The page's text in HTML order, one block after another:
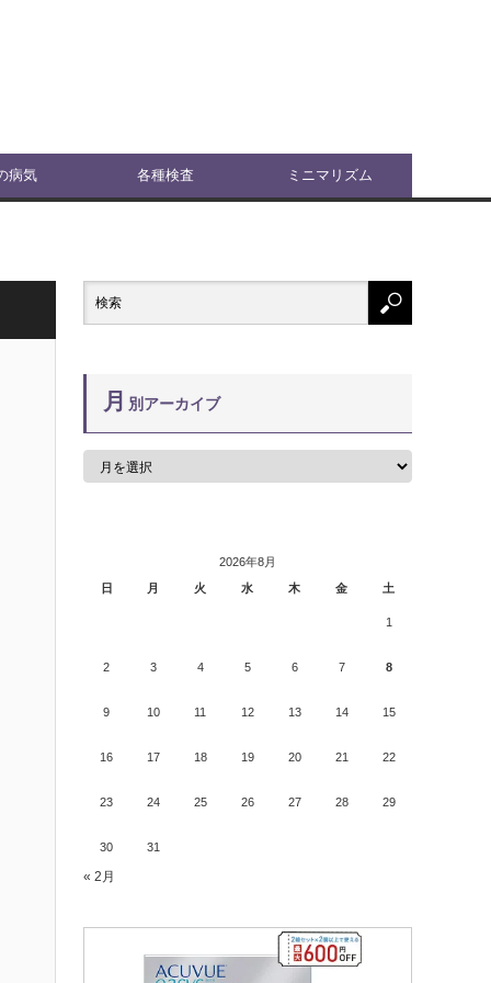
病気 各種検査 ミニマリズム
月 別アーカイブ
2026年8月
日
月 火 水 木 金 土
1
2 3 4 5 6 7 8
9 10 11 12 13 14 15
16 17 18 19 20 21 22
23 24 25 26 27 28 29
30 31
« 2月